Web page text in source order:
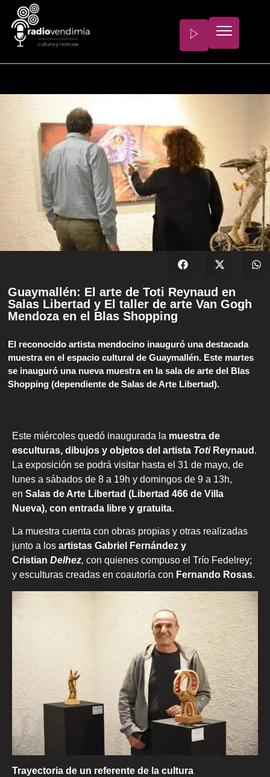
Guaymallén: El arte de Toti Reynaud en
Salas Libertad y El taller de arte Van Gogh
Mendoza en el Blas Shopping
El reconocido artista mendocino inauguró una destacada
muestra en el espacio cultural de Guaymallén. Este martes
se inauguró una nueva muestra en la sala de arte del Blas
Shopping (dependiente de Salas de Arte Libertad).
Este miércoles quedó inaugurada la muestra de
esculturas, dibujos y objetos del artista TotiReynaud .
La exposición se podrá visitar hasta el 31 de mayo, de
lunes a sábados de 8 a 19h y domingos de 9 a 13h,
en Salas de Arte Libertad (Libertad 466 de Villa
Nueva), con entrada libre y gratuita.
La muestra cuenta con obras propias y otras realizadas
junto a los artistas Gabriel Fernández y
Cristian Delhez, con quienes compuso el Trío Fedelrey;
y esculturas creadas en coautoría con Fernando Rosas.
Trayectoria de un referente de la cultura